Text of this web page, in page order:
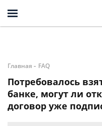
Главная - FAQ
Потребовалось
банке, могут ли
договор уже